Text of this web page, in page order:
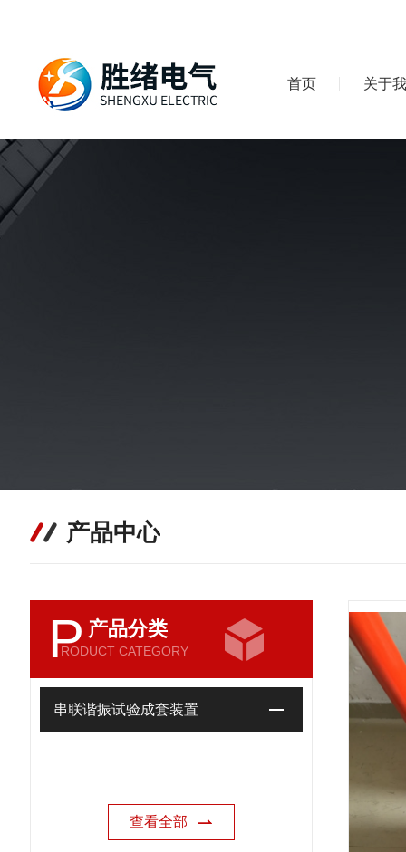
首页 关于
产品中心
P 产品分类
RODUCT CATEGORY
串联谐振试验成套装置
查看全部